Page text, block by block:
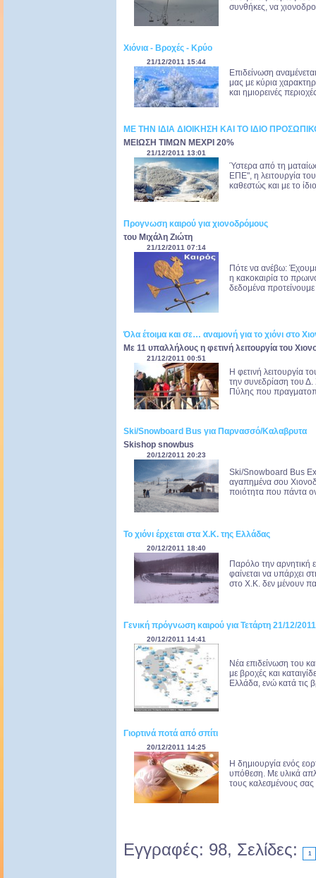
συνθήκες, να
Xιόνια - Βροχές - Κρύο
21/12/2011 15:44
Eπιδείνωση
μας με κύρια
και ημιορεινές
ΜΕ ΤΗΝ ΙΔΙΑ ΔΙΟΙΚΗΣΗ ΚΑΙ ΤΟ ΙΔΙΟ
ΜΕΙΩΣΗ ΤΙΜΩΝ ΜΕΧΡΙ 20%
21/12/2011 13:01
Ύστερα από τη
ΕΠΕ", η λειτουργία
καθεστώς και με το
Προγνωση καιρού για χιονοδρόμους
του Μιχάλη Ζιώτη
21/12/2011 07:14
Πότε να ανέβω:
η κακοκαιρία το
δεδομένα
Όλα έτοιμα και σε… αναμονή για το χιόνι στο
Με 11 υπαλλήλους η φετινή λειτουργία του
21/12/2011 00:51
Η φετινή λειτουργία
την συνεδρίαση του Δ.
Πύλης που
Ski/Snowboard Βus για Παρνασσό/Καλαβρυτα
Skishop snowbus
20/12/2011 20:23
Ski/Snowboard Βus
αγαπημένα σου
ποιότητα που πάντα
Το χιόνι έρχεται στα X.K. της Ελλάδας
20/12/2011 18:40
Παρόλο την αρνητική
φαίνεται να υπάρχει
στο X.K. δεν μένουν
Γενική πρόγνωση καιρού για Τετάρτη 21/12/2011
20/12/2011 14:41
Νέα επιδείνωση του
με βροχές και
Ελλάδα, ενώ κατά τις
Γιορτινά ποτά από σπίτι
20/12/2011 14:25
Η δημιουργία ενός
υπόθεση. Με υλικά
τους καλεσμένους
Εγγραφές: 98, Σελίδες: 1